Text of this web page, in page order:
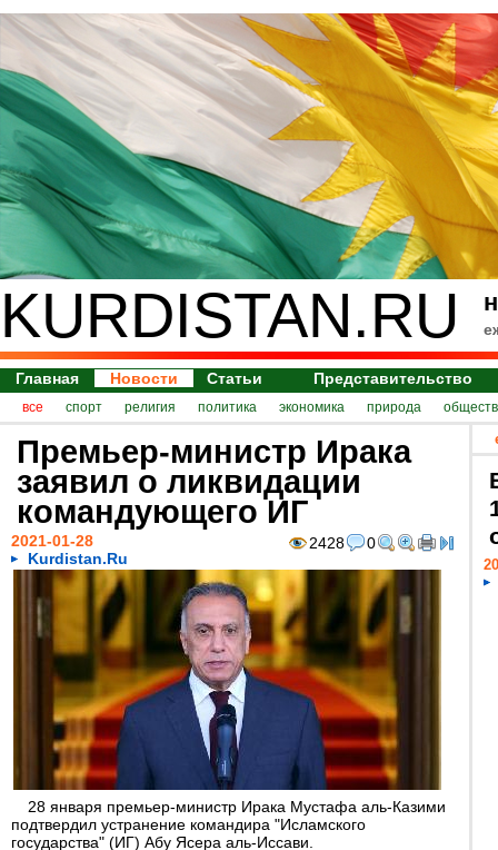
KURDISTAN.RU
Главная Новости Статьи Представительство
все спорт религия политика экономика природа
Премьер-министр Ирака
заявил о ликвидации
командующего ИГ
2428 0
2021-01-28
Kurdistan.Ru
28 января премьер-министр Ирака Мустафа аль-Казими
подтвердил устранение командира "Исламского
государства" (ИГ) Абу Ясера аль-Иссави.